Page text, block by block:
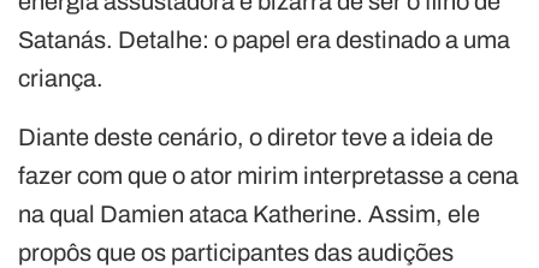
Satanás. Detalhe: o papel era destinado a uma
criança.
Diante deste cenário, o diretor teve a ideia de
fazer com que o ator mirim interpretasse a cena
na qual Damien ataca Katherine. Assim, ele
propôs que os participantes das audições